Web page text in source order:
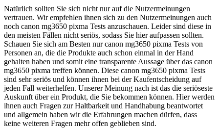
Natürlich sollten Sie sich nicht nur auf die Nutzermeinungen
vertrauen. Wir empfehlen ihnen sich zu den Nutzermeinungen auch
noch canon mg3650 pixma Tests anzuschauen. Leider sind diese in
den meisten Fällen nicht seriös, sodass Sie hier aufpassen sollten.
Schauen Sie sich am Besten nur canon mg3650 pixma Tests von
Personen an, die die Produkte auch schon einmal in der Hand
gehalten haben und somit eine transparente Aussage über das canon
mg3650 pixma treffen können. Diese canon mg3650 pixma Tests
sind sehr seriös und können ihnen bei der Kaufentscheidung auf
jeden Fall weiterhelfen. Unserer Meinung nach ist das die seriöseste
Auskunft über ein Produkt, die Sie bekommen können. Hier werden
ihnen auch Fragen zur Haltbarkeit und Handhabung beantwortet
und allgemein haben wir die Erfahrungen machen dürfen, dass
keine weiteren Fragen mehr offen geblieben sind.